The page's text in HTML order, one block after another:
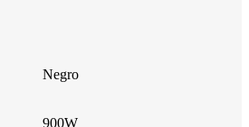
Negro
900W